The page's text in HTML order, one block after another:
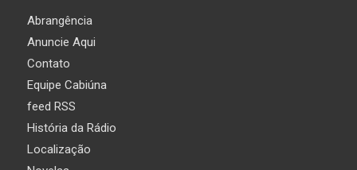
Abrangência
Anuncie Aqui
Contato
Equipe Cabiúna
feed RSS
História da Rádio
Localização